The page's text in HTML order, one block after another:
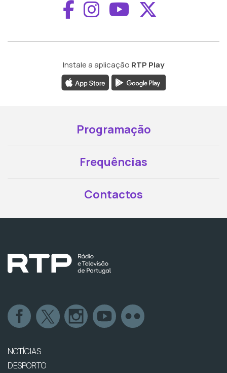
Aceder ao
Aceder ao
Aceder ao
Instale a aplicação RTP Play
Programação
Frequências
Contactos
NOTÍCIAS
DESPORTO